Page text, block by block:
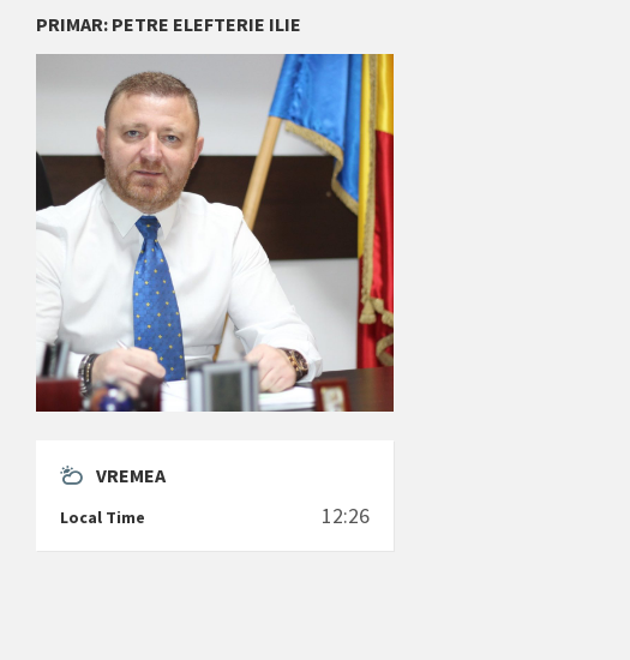
PRIMAR: PETRE ELEFTERIE ILIE
VREMEA
Local Time 12:26